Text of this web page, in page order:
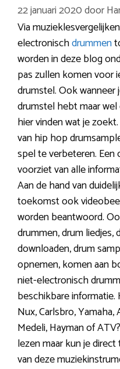
22 januari 2020door
Via
electronischdrummen
worden in deze blog
pas zullen komen voor
drumstel. Ook
drumstel hebt maar
hier vinden wat je
van hip hop
spel te verbeteren.
voorziet van alle
Aan de hand van
toekomst ook
worden beantwoord.
drummen, drum
downloaden, drum
opnemen, komen aan
niet-electronisch
beschikbare informatie.
Nux, Carlsbro,
Medeli, Hayman of
lezen maar kun je
van deze